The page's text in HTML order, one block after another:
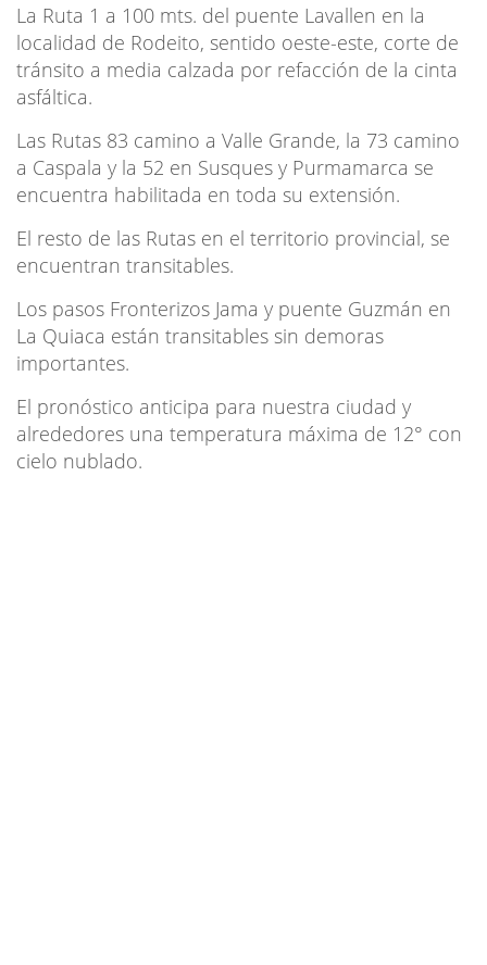
La Ruta 1 a 100 mts. del puente Lavallen en la
localidad de Rodeito, sentido oeste-este, corte de
tránsito a media calzada por refacción de la cinta
asfáltica.
Las Rutas 83 camino a Valle Grande, la 73 camino
a Caspala y la 52 en Susques y Purmamarca se
encuentra habilitada en toda su extensión.
El resto de las Rutas en el territorio provincial, se
encuentran transitables.
Los pasos Fronterizos Jama y puente Guzmán en
La Quiaca están transitables sin demoras
importantes.
El pronóstico anticipa para nuestra ciudad y
alrededores una temperatura máxima de 12° con
cielo nublado.